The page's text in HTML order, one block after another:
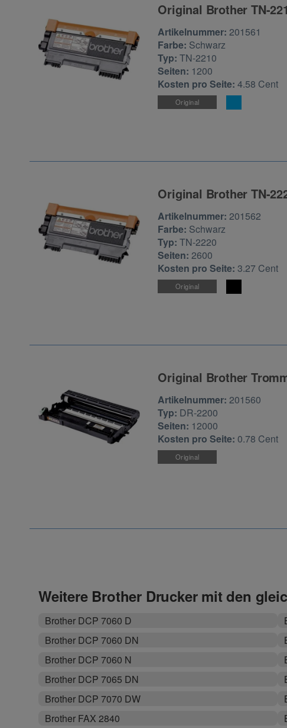
Original Brother TN-
Zur Artikelbewertung
Artikelnummer:201561
Farbe: Schwarz
Typ:TN-2210
Seiten: 1200
Kosten pro Seite:4.58 Cent
Original
Original Brother TN-
Zur Artikelbewertung
Artikelnummer:201562
Farbe: Schwarz
Typ:TN-2220
Seiten:2600
Kosten pro Seite: 3.27 Cent
Original
Original Brother
Zur Artikelbewertung
Artikelnummer:201560
Typ: DR-2200
Seiten: 12000
Kosten pro Seite: 0.78 Cent
Original
Weitere Brother Drucker mit den
Brother DCP 7060 D
Brother DCP 7060 DN
Brother DCP 7060 N
Brother DCP 7065 DN
Brother DCP 7070 DW
Brother FAX 2840